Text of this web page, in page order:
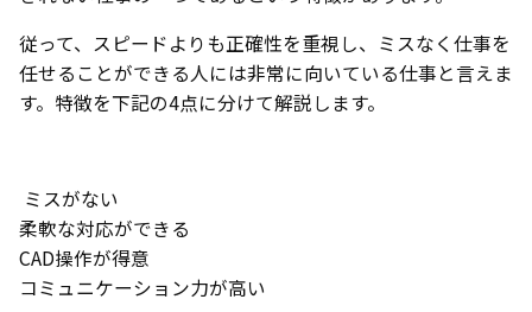
従って、スピードよりも正確性を重視し、ミスなく仕事を
任せることができる人には非常に向いている仕事と言えま
す。特徴を下記の4点に分けて解説します。
ミスがない
柔軟な対応ができる
CAD操作が得意
コミュニケーション力が高い